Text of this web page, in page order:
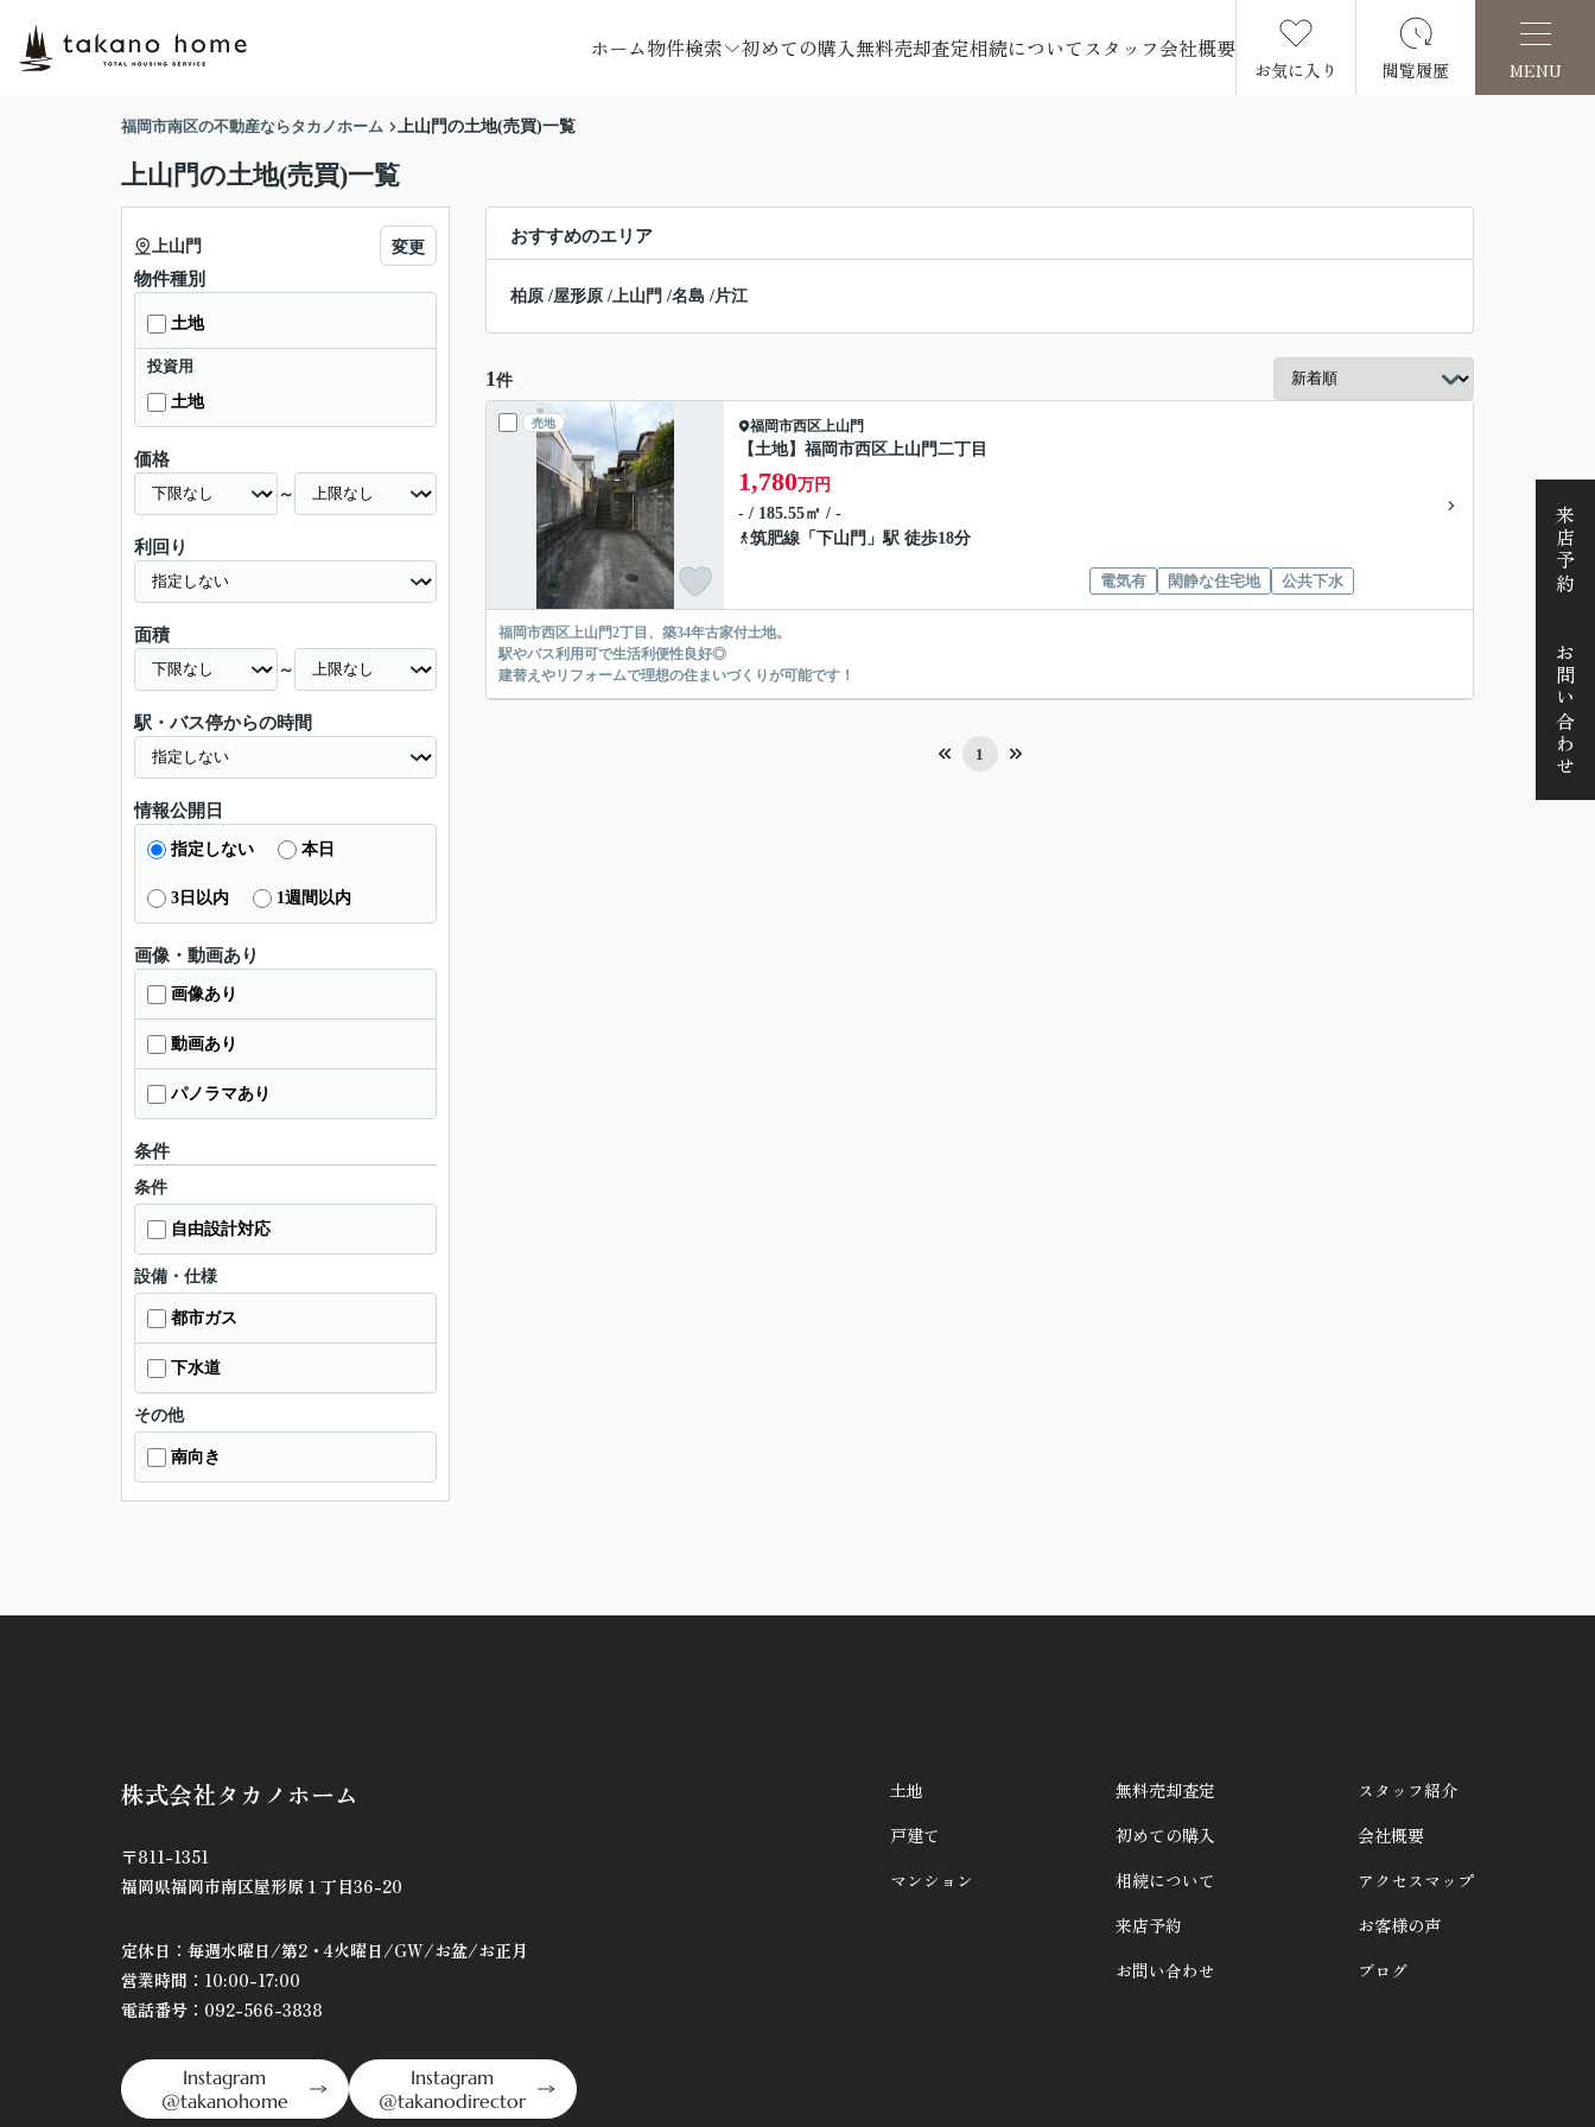
ホーム物件検索 初めての購入無料売却査定相続についてスタッフ会社概要
お気に入り 閲覧履歴 MENU
来店予約
お問い合わせ
福岡市南区の不動産ならタカノホーム 上山門の土地(売買)一覧
上山門の土地(売買)一覧
おすすめのエリア
柏原 /屋形原 /上山門 /名島 /片江
1 件
売地 福岡市西区上山門
【土地】福岡市西区上山門二丁目
1,780万円
- / 185.55㎡ / -
筑肥線 「 下山門 」駅 徒歩18分
電気有 閑静な住宅地 公共下水
福岡市西区上山門2丁目、築34年古家付土地。
駅やバス利用可で生活利便性良好◎
建替えやリフォームで理想の住まいづくりが可能です！
1
上山門 変更
物件種別
土地
投資用
土地
価格
～
利回り
面積
～
駅・バス停からの時間
情報公開日
指定しない 本日
3日以内 1週間以内
画像・動画あり
画像あり
動画あり
パノラマあり
条件
条件
自由設計対応
設備・仕様
都市ガス
下水道
その他
南向き
株式会社タカノホーム
〒811-1351
福岡県福岡市南区屋形原１丁目36-20
定休日：毎週水曜日/第2・4火曜日/GW/お盆/お正月
営業時間：10:00-17:00
電話番号：092-566-3838
Instagram
@takanohome
Instagram
@takanodirector
土地 無料売却査定
スタッフ紹介
戸建て
初めての購入
会社概要
マンション
相続について
アクセスマップ
来店予約
お客様の声
お問い合わせ
ブログ